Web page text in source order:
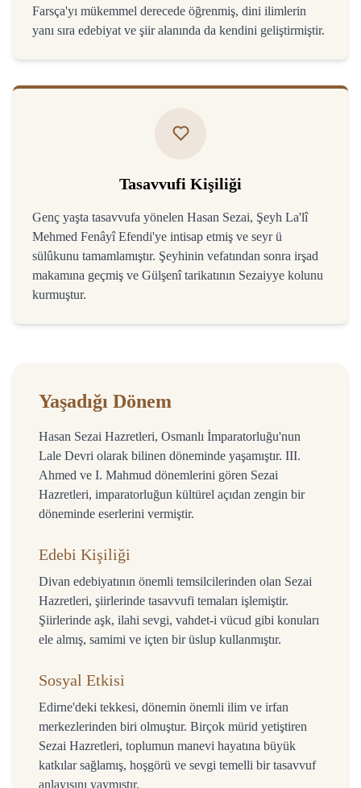
Farsça'yı mükemmel derecede öğrenmiş, dini ilimlerin
yanı sıra edebiyat ve şiir alanında da kendini geliştirmiştir.
Tasavvufi Kişiliği
Genç yaşta tasavvufa yönelen Hasan Sezai, Şeyh La'lî
Mehmed Fenâyî Efendi'ye intisap etmiş ve seyr ü
sülûkunu tamamlamıştır. Şeyhinin vefatından sonra irşad
makamına geçmiş ve Gülşenî tarikatının Sezaiyye kolunu
kurmuştur.
Yaşadığı Dönem
Hasan Sezai Hazretleri, Osmanlı İmparatorluğu'nun
Lale Devri olarak bilinen döneminde yaşamıştır. III.
Ahmed ve I. Mahmud dönemlerini gören Sezai
Hazretleri, imparatorluğun kültürel açıdan zengin bir
döneminde eserlerini vermiştir.
Edebi Kişiliği
Divan edebiyatının önemli temsilcilerinden olan Sezai
Hazretleri, şiirlerinde tasavvufi temaları işlemiştir.
Şiirlerinde aşk, ilahi sevgi, vahdet-i vücud gibi konuları
ele almış, samimi ve içten bir üslup kullanmıştır.
Sosyal Etkisi
Edirne'deki tekkesi, dönemin önemli ilim ve irfan
merkezlerinden biri olmuştur. Birçok mürid yetiştiren
Sezai Hazretleri, toplumun manevi hayatına büyük
katkılar sağlamış, hoşgörü ve sevgi temelli bir tasavvuf
anlayışını yaymıştır.